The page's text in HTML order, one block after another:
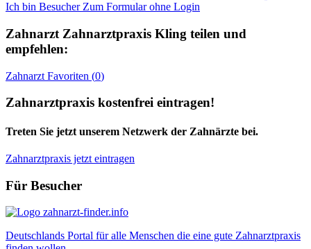
Ich bin Besucher Zum Formular ohne Login
Zahnarzt Zahnarztpraxis Kling teilen und
empfehlen:
Zahnarzt Favoriten (0)
Zahnarztpraxis kostenfrei eintragen!
Treten Sie jetzt unserem Netzwerk der Zahnärzte bei.
Zahnarztpraxis jetzt eintragen
Für Besucher
Deutschlands Portal für alle Menschen die eine gute Zahnarztpraxis